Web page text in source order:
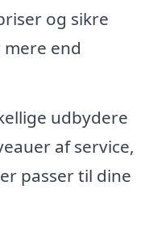
og sikre
end
udbydere
af service,
passer til dine